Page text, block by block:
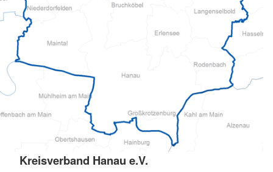
Kreisverband Hanau e.V.